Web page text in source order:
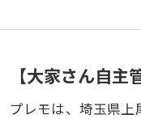
【大家さん自
プレモは、埼玉県上